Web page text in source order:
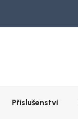
Příslušenství